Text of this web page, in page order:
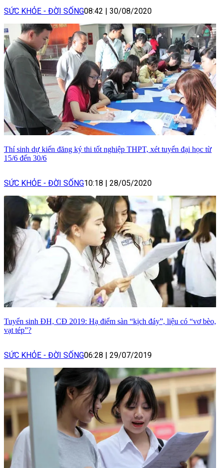
SỨC KHỎE - ĐỜI SỐNG08:42 30/08/2020
Thí sinh dự kiến đăng ký thi tốt nghiệp THPT, xét tuyển đại học từ
15/6 đến 30/6
SỨC KHỎE - ĐỜI SỐNG10:18 | 28/05/2020
Tuyển sinh ĐH, CĐ 2019: Hạ điểm sàn “kịch đáy”, liệu có “vơ bèo,
vạt tép”?
SỨC KHỎE - ĐỜI SỐNG06:28 | 29/07/2019